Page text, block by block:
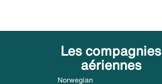
Les compagnies
aériennes
Norwegian